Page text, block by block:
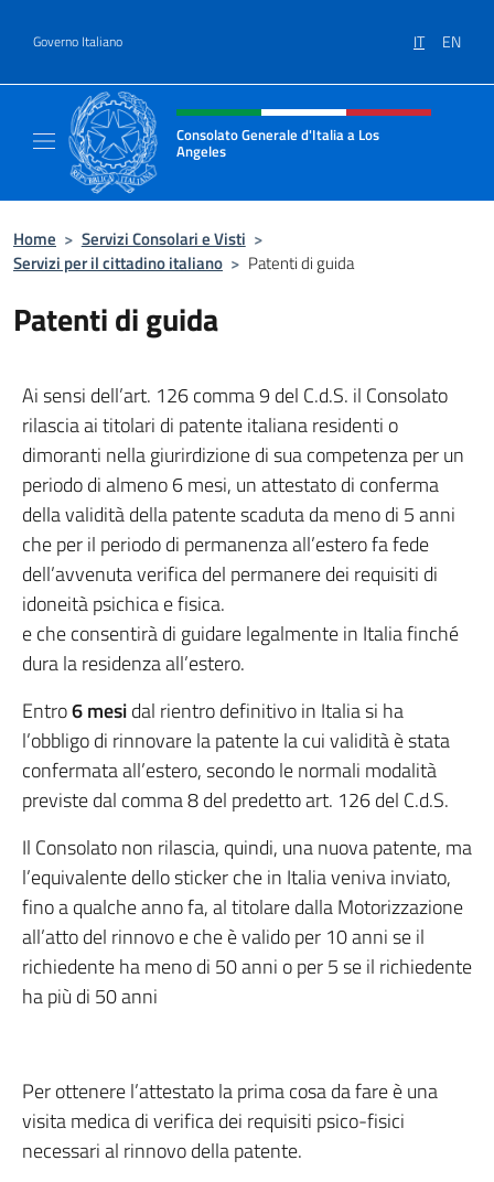
Governo Italiano IT EN
Intestazione sito, social e menù
Consolato Generale d'Italia a Los
Angeles
Home > Servizi Consolari e Visti >
Servizi per il cittadino italiano > Patenti di guida
Patenti di guida
Ai sensi dell’art. 126 comma 9 del C.d.S. il Consolato
rilascia ai titolari di patente italiana residenti o
dimoranti nella giurirdizione di sua competenza per un
periodo di almeno 6 mesi, un attestato di conferma
della validità della patente scaduta da meno di 5 anni
che per il periodo di permanenza all’estero fa fede
dell’avvenuta verifica del permanere dei requisiti di
idoneità psichica e fisica.
e che consentirà di guidare legalmente in Italia finché
dura la residenza all’estero.
Entro6 mesidal rientro definitivo in Italia si ha
l’obbligo di rinnovare la patente la cui validità è stata
confermata all’estero, secondo le normali modalità
previste dal comma 8 del predetto art. 126 del C.d.S.
Il Consolato non rilascia, quindi, una nuova patente, ma
l’equivalente dello sticker che in Italia veniva inviato,
fino a qualche anno fa, al titolare dalla Motorizzazione
all’atto del rinnovo e che è valido per 10 anni se il
richiedente ha meno di 50 anni o per 5 se il richiedente
ha più di 50 anni
Per ottenere l’attestato la prima cosa da fare è una
visita medica di verifica dei requisiti psico-fisici
necessari al rinnovo della patente.